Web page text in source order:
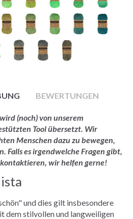
BEWERTUNGEN
(noch) von unserem
Tool übersetzt. Wir
Menschen dazu zu bewegen,
Falls es irgendwelche Fragen gibt,
wir helfen gerne!
und dies gilt insbesondere
dem stilvollen und langweiligen